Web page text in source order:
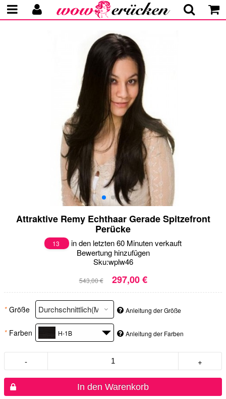
Attraktive Remy Echthaar Gerade Spitzefront
Perücke
13
in den letzten 60 Minuten verkauft
Bewertung hinzufügen
Sku:wplw46
543,00 € 297,00 €
* Größe Anleitung der Größe
* Farben H-1B Anleitung der Farben
- +
In den Warenkorb